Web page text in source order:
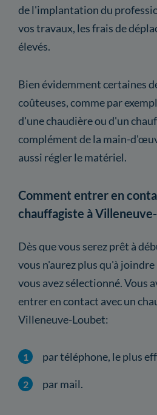
de l'implantation du
vos travaux, les frais de
élevés.
Bien évidemment certaines
coûteuses, comme par
d'une chaudière ou d'un
complément de la main-
aussi régler le matériel.
Comment entrer en
chauffagiste à
Dès que vous serez prêt à
vous n'aurez plus qu'à
vous avez sélectionné. Vous
entrer en contact avec un
Villeneuve-Loubet:
par téléphone, le plus
par mail.